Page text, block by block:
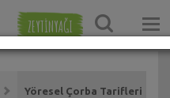
ZEYTİNYAĞI
Yöresel Çorba Tarifleri